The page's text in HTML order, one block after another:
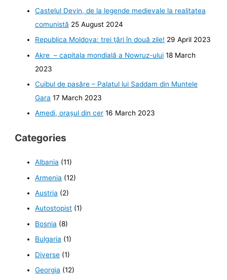
Castelul Devin, de la legende medievale la realitatea
comunistă 25 August 2024
Republica Moldova: trei ţări în două zile! 29 April 2023
Akre – capitala mondială a Nowruz-ului 18 March
2023
Cuibul de pasăre – Palatul lui Saddam din Muntele
Gara 17 March 2023
Amedi, orașul din cer 16 March 2023
Categories
Albania (11)
Armenia (12)
Austria (2)
Autostopist (1)
Bosnia (8)
Bulgaria (1)
Diverse (1)
Georgia (12)